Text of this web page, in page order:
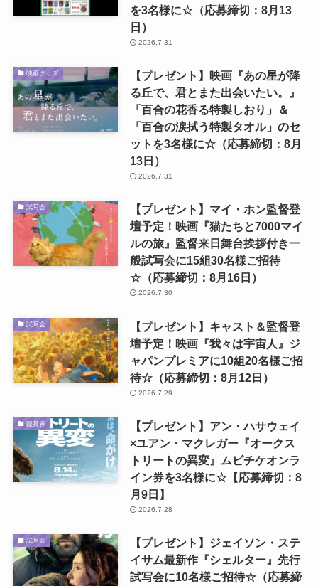
を3名様に☆（応募締切：8月13
日）
2026.7.31
映画グッズ
【プレゼント】映画『あの星が降
る丘で、君とまた出会いたい。』
「百合の花香る特製しおり」＆
「百合の涙拭う特製タオル」のセ
ットを3名様に☆（応募締切：8月
13日）
2026.7.31
試写会
【プレゼント】マイ・ホン監督登
壇予定！映画『猫たちと7000マイ
ルの旅』監督来日舞台挨拶付き一
般試写会に15組30名様ご招待
☆（応募締切：8月16日）
2026.7.30
試写会
【プレゼント】キャスト＆監督登
壇予定！映画『我々は宇宙人』ジ
ャパンプレミアに10組20名様ご招
待☆（応募締切：8月12日）
2026.7.29
鑑賞券
【プレゼント】アン・ハサウェイ
×ユアン・マクレガー『オークス
トリートの異変』ムビチケオンラ
イン券を3名様に☆【応募締切：8
月9日】
2026.7.28
試写会
【プレゼント】ジェイソン・ステ
イサム最新作『シェルター』先行
試写会に10名様ご招待☆（応募締